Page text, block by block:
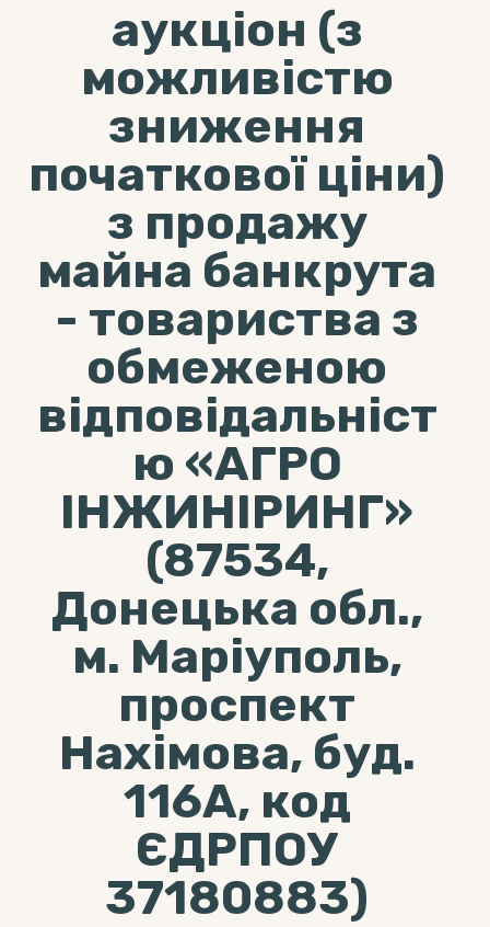
аукціон (з
можливістю
зниження
початкової ціни)
з продажу
майна банкрута
- товариства з
обмеженою
відповідальніст
ю «АГРО
ІНЖИНІРИНГ»
(87534,
Донецька обл.,
м. Маріуполь,
проспект
Нахімова, буд.
116А, код
ЄДРПОУ
37180883)